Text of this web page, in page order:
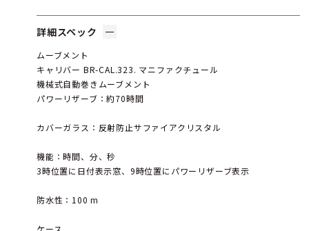
詳細スペック
ムーブメント
キャリバー BR-CAL.323. マニファクチュール
機械式自動巻きムーブメント
パワーリザーブ：約70時間
カバーガラス：反射防止サファイアクリスタル
機能：時間、分、秒
3時位置に日付表示窓、9時位置にパワーリザーブ表示
防水性：100 m